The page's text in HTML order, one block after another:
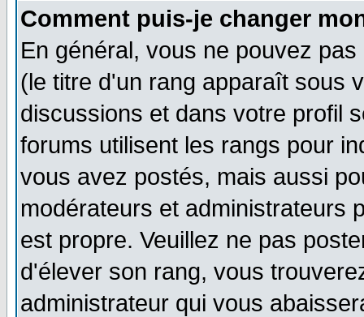
Comment puis-je changer
En général, vous ne pouvez
(le titre d'un rang apparaît sous
discussions et dans votre profil
forums utilisent les rangs pour
vous avez postés, mais aussi
modérateurs et administrateurs
est propre. Veuillez ne pas
d'élever son rang, vous
administrateur qui vous